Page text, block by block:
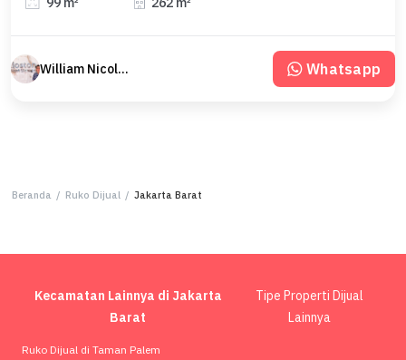
William Nicolas Boston Whatsapp
Beranda / Ruko Dijual / Jakarta Barat
Kecamatan Lainnya di Jakarta
Barat
Tipe Properti Dijual
Lainnya
Ruko Dijual di Taman Palem